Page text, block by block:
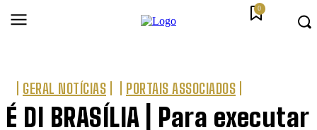
0
GERAL NOTÍCIAS PORTAIS ASSOCIADOS
É DI BRASÍLIA | Para executar